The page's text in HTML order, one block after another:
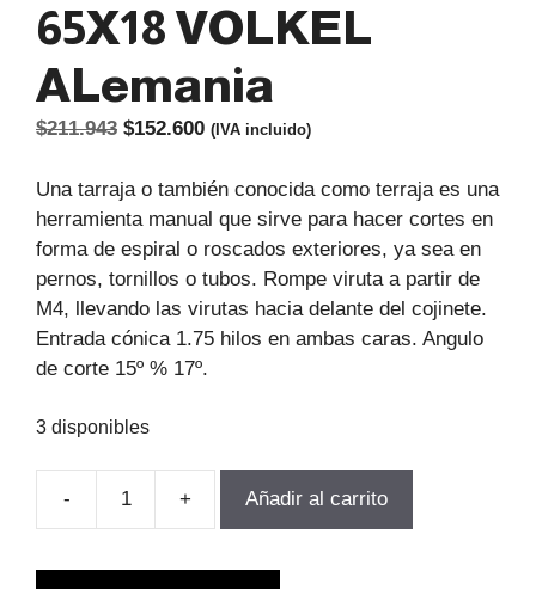
65X18 VOLKEL
ALemania
$211.943 El
original
era:
$211.943.
$152.600El
actual
es:
$152.600.
(IVA incluido)
Una tarraja o también conocida como terraja es una
herramienta manual que sirve para hacer cortes en
forma de espiral o roscados exteriores, ya sea en
pernos, tornillos o tubos. Rompe viruta a partir de
M4, llevando las virutas hacia delante del cojinete.
Entrada cónica 1.75 hilos en ambas caras. Angulo
de corte 15º % 17º.
3 disponibles
-
TERRAJA
HSS
+ Añadir al carrito